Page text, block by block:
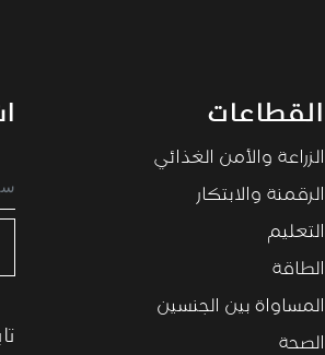
الزراعة والأمن الغذائي
الرقمنة والابتكار
التعليم
الطاقة
المساواة بين الجنسين
الصحة
القطاعات